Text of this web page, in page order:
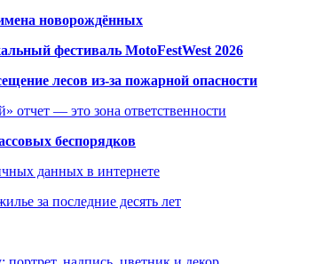
новорождённых
фестиваль MotoFestWest 2026
лесов из-за пожарной опасности
отчет — это зона ответственности
беспорядков
данных в интернете
за последние десять лет